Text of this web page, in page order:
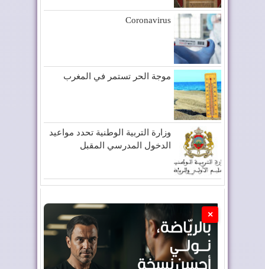
Coronavirus
موجة الحر تستمر في المغرب
وزارة التربية الوطنية تحدد مواعيد
الدخول المدرسي المقبل
×